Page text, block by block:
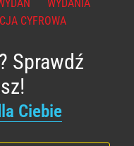
WYDANIA
CYFROWA
Sprawdź
Ciebie